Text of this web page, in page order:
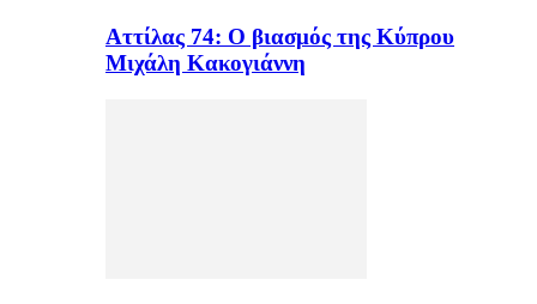
Αττίλας 74: Ο βιασμός της Κύπρου
Μιχάλη Κακογιάννη